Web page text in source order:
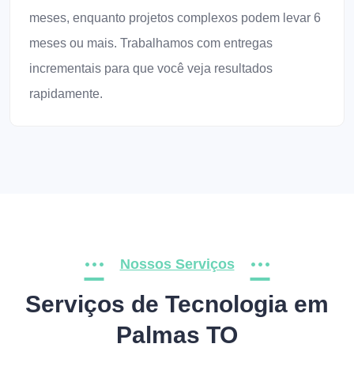
meses, enquanto projetos complexos podem levar 6
meses ou mais. Trabalhamos com entregas
incrementais para que você veja resultados
rapidamente.
Nossos Serviços
Serviços de Tecnologia em
Palmas TO